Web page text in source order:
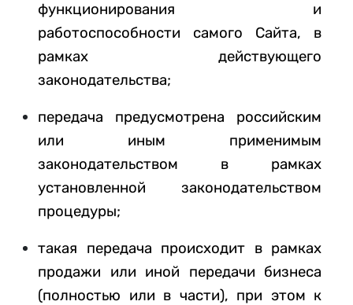
функционирования и
работоспособности самого Сайта, в
рамках действующего
законодательства;
передача предусмотрена российским
или иным применимым
законодательством в рамках
установленной законодательством
процедуры;
такая передача происходит в рамках
продажи или иной передачи бизнеса
(полностью или в части), при этом к